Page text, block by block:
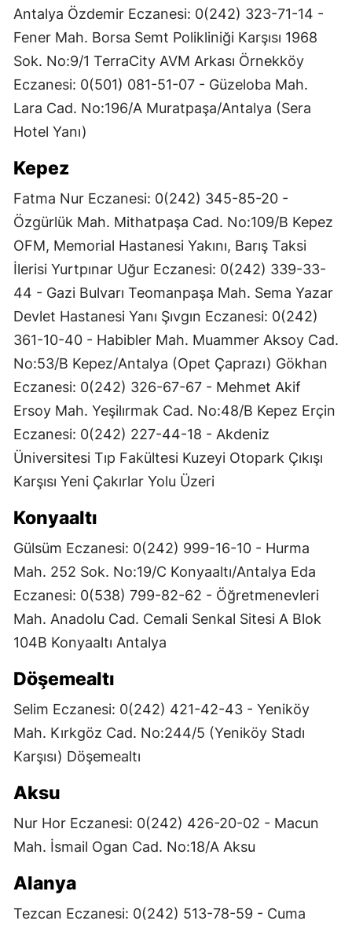
Antalya Özdemir Eczanesi: 0(242) 323-71-14 -
Fener Mah. Borsa Semt Polikliniği Karşısı 1968
Sok. No:9/1 TerraCity AVM Arkası Örnekköy
Eczanesi: 0(501) 081-51-07 - Güzeloba Mah.
Lara Cad. No:196/A Muratpaşa/Antalya (Sera
Hotel Yanı)
Kepez
Fatma Nur Eczanesi: 0(242) 345-85-20 -
Özgürlük Mah. Mithatpaşa Cad. No:109/B Kepez
OFM, Memorial Hastanesi Yakını, Barış Taksi
İlerisi Yurtpınar Uğur Eczanesi: 0(242) 339-33-
44 - Gazi Bulvarı Teomanpaşa Mah. Sema Yazar
Devlet Hastanesi Yanı Şıvgın Eczanesi: 0(242)
361-10-40 - Habibler Mah. Muammer Aksoy Cad.
No:53/B Kepez/Antalya (Opet Çaprazı) Gökhan
Eczanesi: 0(242) 326-67-67 - Mehmet Akif
Ersoy Mah. Yeşilırmak Cad. No:48/B Kepez Erçin
Eczanesi: 0(242) 227-44-18 - Akdeniz
Üniversitesi Tıp Fakültesi Kuzeyi Otopark Çıkışı
Karşısı Yeni Çakırlar Yolu Üzeri
Konyaaltı
Gülsüm Eczanesi: 0(242) 999-16-10 - Hurma
Mah. 252 Sok. No:19/C Konyaaltı/Antalya Eda
Eczanesi: 0(538) 799-82-62 - Öğretmenevleri
Mah. Anadolu Cad. Cemali Senkal Sitesi A Blok
104B Konyaaltı Antalya
Döşemealtı
Selim Eczanesi: 0(242) 421-42-43 - Yeniköy
Mah. Kırkgöz Cad. No:244/5 (Yeniköy Stadı
Karşısı) Döşemealtı
Aksu
Nur Hor Eczanesi: 0(242) 426-20-02 - Macun
Mah. İsmail Ogan Cad. No:18/A Aksu
Alanya
Tezcan Eczanesi: 0(242) 513-78-59 - Cuma